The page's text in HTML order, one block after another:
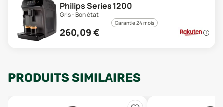
Philips Series 1200
Gris - Bon état
Garantie 24 mois
260,09 €
PRODUITS SIMILAIRES